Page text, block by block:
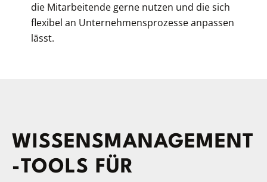
die Mitarbeitende gerne nutzen und die sich
flexibel an Unternehmensprozesse anpassen
lässt.
WISSENSMANAGEMENT
-TOOLS FÜR